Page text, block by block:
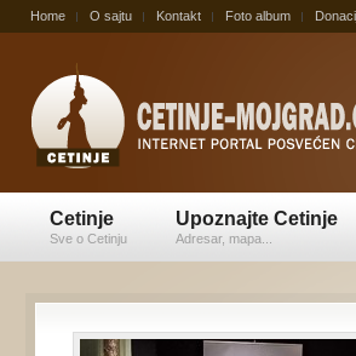
Home O sajtu Kontakt Foto album
Cetinje
Sve o Cetinju
Upoznajte Cetinje
Adresar, mapa...